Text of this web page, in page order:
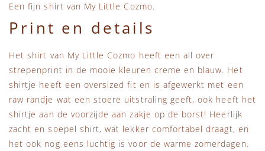
Tiny Cottons
Een fijn shirt van My Little Cozmo.
Print en details
Het shirt van My Little Cozmo heeft een all over
strepenprint in de mooie kleuren creme en blauw. Het
shirtje heeft een oversized fit en is afgewerkt met een
raw randje wat een stoere uitstraling geeft, ook heeft het
shirtje aan de voorzijde aan zakje op de borst! Heerlijk
zacht en soepel shirt, wat lekker comfortabel draagt, en
het ook nog eens luchtig is voor de warme zomerdagen.